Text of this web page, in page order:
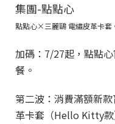
點點心×三麗鷗 電繡皮革卡套
加碼：7/27起，點點
餐。
第二波：消費滿額新
革卡套（Hello Kitty